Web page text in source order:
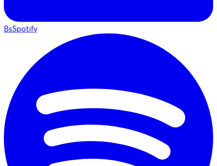
BsSpotify